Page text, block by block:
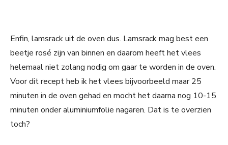
Enfin, lamsrack uit de oven dus. Lamsrack mag best een
beetje rosé zijn van binnen en daarom heeft het vlees
helemaal niet zolang nodig om gaar te worden in de oven.
Voor dit recept heb ik het vlees bijvoorbeeld maar 25
minuten in de oven gehad en mocht het daarna nog 10-15
minuten onder aluminiumfolie nagaren. Dat is te overzien
toch?